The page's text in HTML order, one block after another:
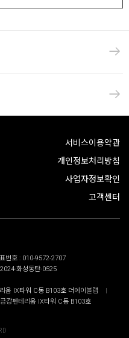
서비스이용약관
개인정보처리방침
사업자정보확인
고객센터
번호 : 010-9572-2707
화성동탄-0525
움 IX타워 C동 B103호 더에이블랩
강펜테리움 IX타워 C동 B103호